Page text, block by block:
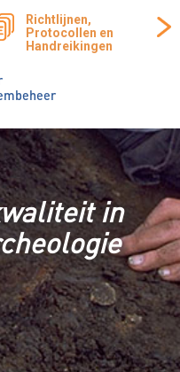
Richtlijnen,
Protocollen en
Handreikingen
in